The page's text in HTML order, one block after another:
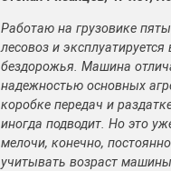
Работаю на грузовике
лесовоз и
бездорожья. Машина
надежностью основных
коробке передач и
иногда подводит. Но это
мелочи, конечно,
учитывать возраст